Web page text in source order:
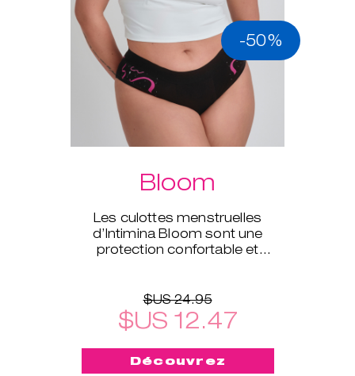
-50%
Bloom
Les culottes menstruelles
d’Intimina Bloom sont une
protection confortable et
$US 24.95
$US 12.47
Découvrez